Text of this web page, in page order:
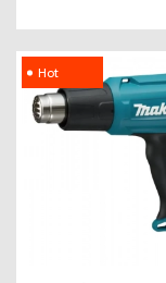
Hot